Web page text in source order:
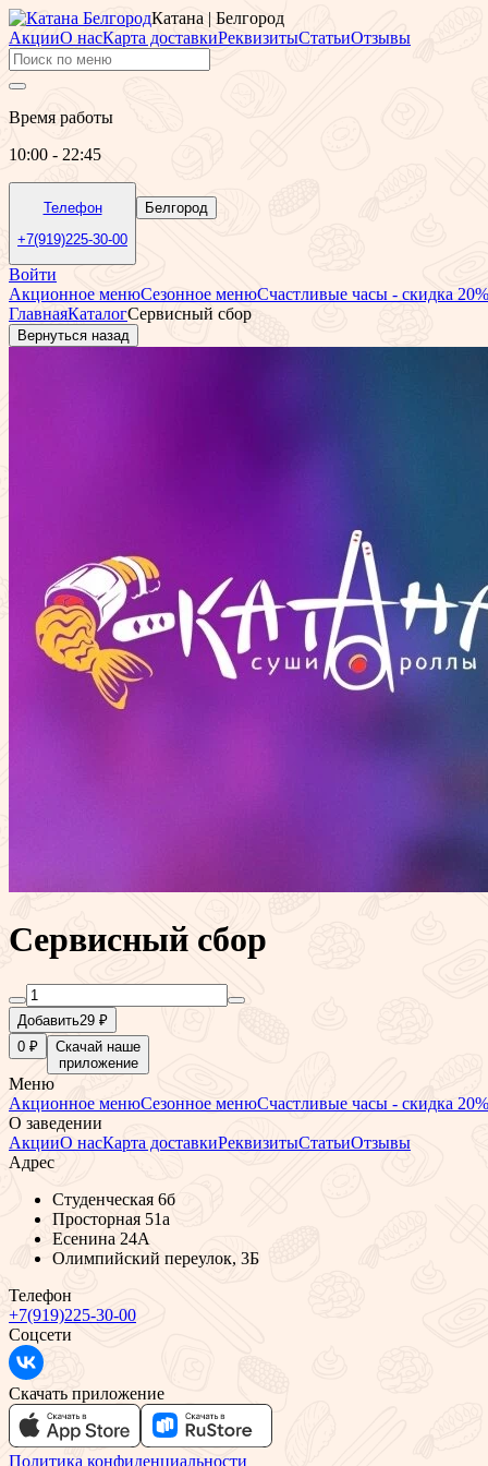
Катана | Белгород
АкцииО насКарта доставкиРеквизитыСтатьиОтзывы
Время работы
10:00 - 22:45
Телефон
+7(919)225-30-00
Белгород
Войти
Акционное менюСезонное менюСчастливые часы - скидка 20%
ГлавнаяКаталогСервисный сбор
Вернуться назад
Сервисный сбор
Добавить29 ₽
0 ₽
Скачай наше
приложение
Меню
Акционное менюСезонное менюСчастливые часы - скидка 20%
О заведении
АкцииО насКарта доставкиРеквизитыСтатьиОтзывы
Адрес
Студенческая 6б
Просторная 51а
Есенина 24А
Олимпийский переулок, 3Б
Телефон
+7(919)225-30-00
Соцсети
Скачать приложение
Политика конфиденциальности